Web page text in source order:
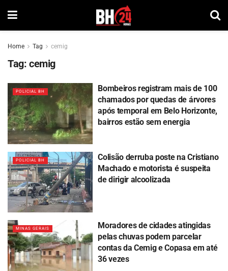
Home Tag cemig
Tag: cemig
POLICIAL BH
Bombeiros registram mais de 100
chamados por quedas de árvores
após temporal em Belo Horizonte,
bairros estão sem energia
POLICIAL BH
Colisão derruba poste na Cristiano
Machado e motorista é suspeita
de dirigir alcoolizada
MINAS GERAIS
Moradores de cidades atingidas
pelas chuvas podem parcelar
contas da Cemig e Copasa em até
36 vezes